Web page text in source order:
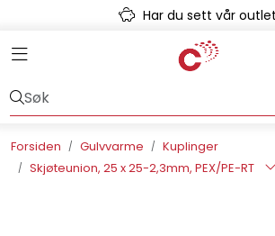
Skip to main contentHar du sett vår
Toggle navigation
Forsiden Gulvvarme
Kuplinger
Skjøteunion, 25 x 25-2,3mm, PEX/PE-RT
Kulvert